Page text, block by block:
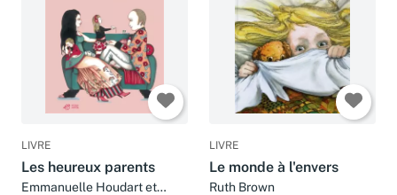
LIVRE
Les heureux parents
Emmanuelle Houdart et
LIVRE
Le monde à l'envers
Ruth Brown